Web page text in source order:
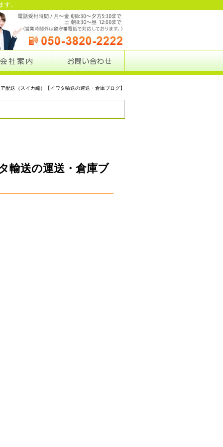
。
配送（スイカ編）【イワタ輸送の運送・倉庫ブログ】
輸送の運送・倉庫ブ